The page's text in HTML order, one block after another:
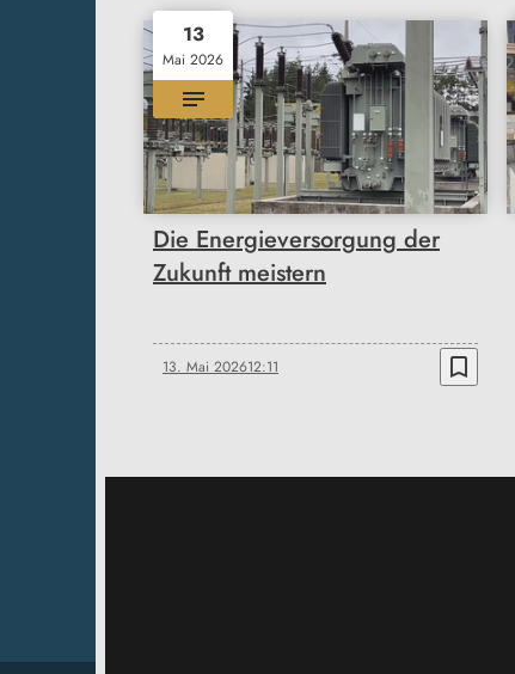
13
Mai 2026
Die Energieversorgung der
Zukunft meistern
13. Mai 202612:11 bookmark_border